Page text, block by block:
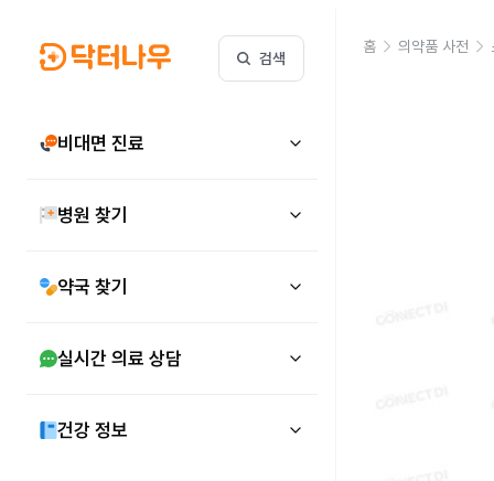
검색
비대면 진료
병원 찾기
약국 찾기
실시간 의료 상담
건강 정보
홈 의약품 사전